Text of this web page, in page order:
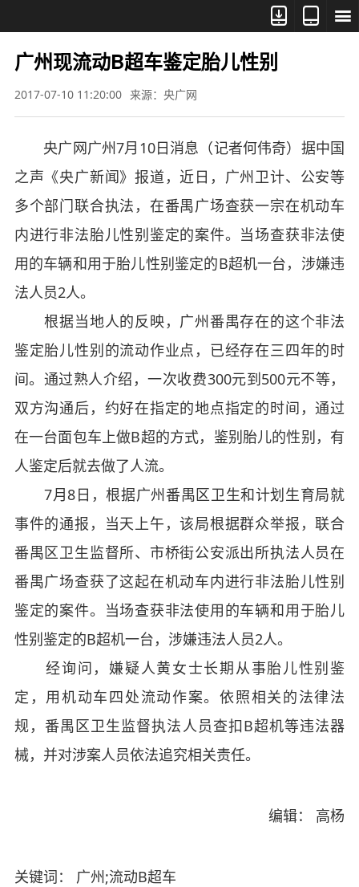



广州现流动B超车鉴定胎儿性别
2017-07-10 11:20:00 来源：央广网
央广网广州7月10日消息（记者何伟奇）据中国
之声《央广新闻》报道，近日，广州卫计、公安等
多个部门联合执法，在番禺广场查获一宗在机动车
内进行非法胎儿性别鉴定的案件。当场查获非法使
用的车辆和用于胎儿性别鉴定的B超机一台，涉嫌违
法人员2人。
根据当地人的反映，广州番禺存在的这个非法
鉴定胎儿性别的流动作业点，已经存在三四年的时
间。通过熟人介绍，一次收费300元到500元不等，
双方沟通后，约好在指定的地点指定的时间，通过
在一台面包车上做B超的方式，鉴别胎儿的性别，有
人鉴定后就去做了人流。
7月8日，根据广州番禺区卫生和计划生育局就
事件的通报，当天上午，该局根据群众举报，联合
番禺区卫生监督所、市桥街公安派出所执法人员在
番禺广场查获了这起在机动车内进行非法胎儿性别
鉴定的案件。当场查获非法使用的车辆和用于胎儿
性别鉴定的B超机一台，涉嫌违法人员2人。
经询问，嫌疑人黄女士长期从事胎儿性别鉴
定，用机动车四处流动作案。依照相关的法律法
规，番禺区卫生监督执法人员查扣B超机等违法器
械，并对涉案人员依法追究相关责任。
编辑： 高杨
关键词： 广州;流动B超车